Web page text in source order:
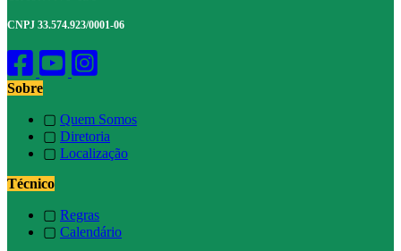
CNPJ 33.574.923/0001-06
Sobre
▢ Quem Somos
▢ Diretoria
▢ Localização
Técnico
▢ Regras
▢ Calendário